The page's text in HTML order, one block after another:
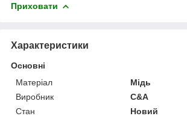
Приховати
Характеристики
Основні
Матеріал
Мідь
Виробник
C&A
Стан
Новий